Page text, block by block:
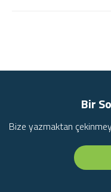
Bir
Bize yazmaktan